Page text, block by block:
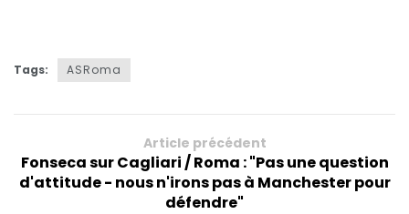
Tags: ASRoma
Article précédent
Fonseca sur Cagliari / Roma : "Pas une question
d'attitude - nous n'irons pas à Manchester pour
défendre"